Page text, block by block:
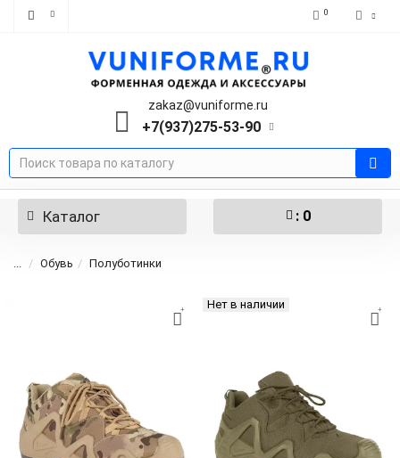
0
zakaz@vuniforme.ru
+7(937)275-53-90
Каталог : 0
... Обувь Полуботинки
Нет в наличии